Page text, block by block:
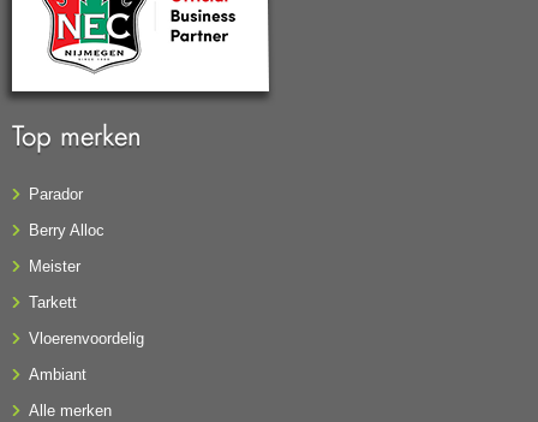
Top merken
Parador
Berry Alloc
Meister
Tarkett
Vloerenvoordelig
Ambiant
Alle merken